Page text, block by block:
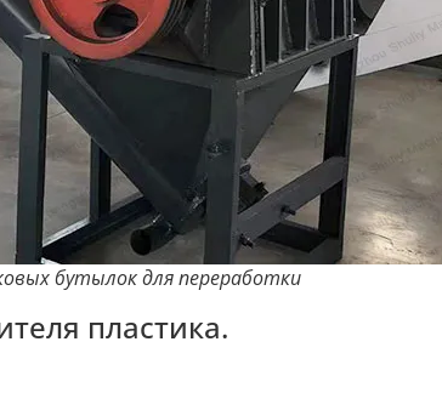
бутылок для переработки
пластика.